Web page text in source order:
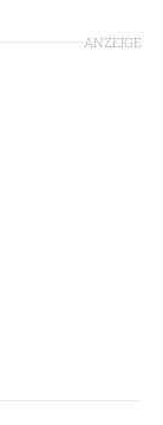
ANZEIGE